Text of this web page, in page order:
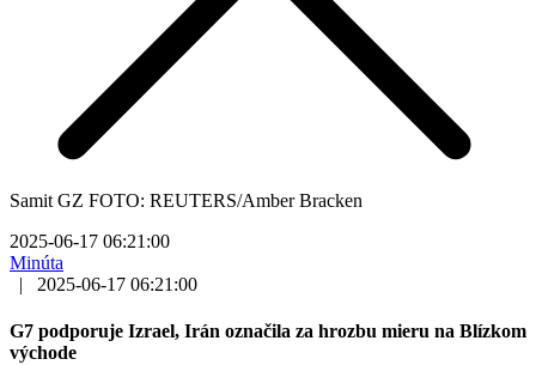
Samit GZ FOTO: REUTERS/Amber Bracken
2025-06-17 06:21:00
Minúta
|
2025-06-17 06:21:00
G7 podporuje Izrael, Irán označila za hrozbu mieru na Blízkom
východe